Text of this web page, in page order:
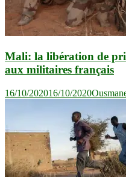
Mali: la libération de
aux militaires français
16/10/202016/10/2020